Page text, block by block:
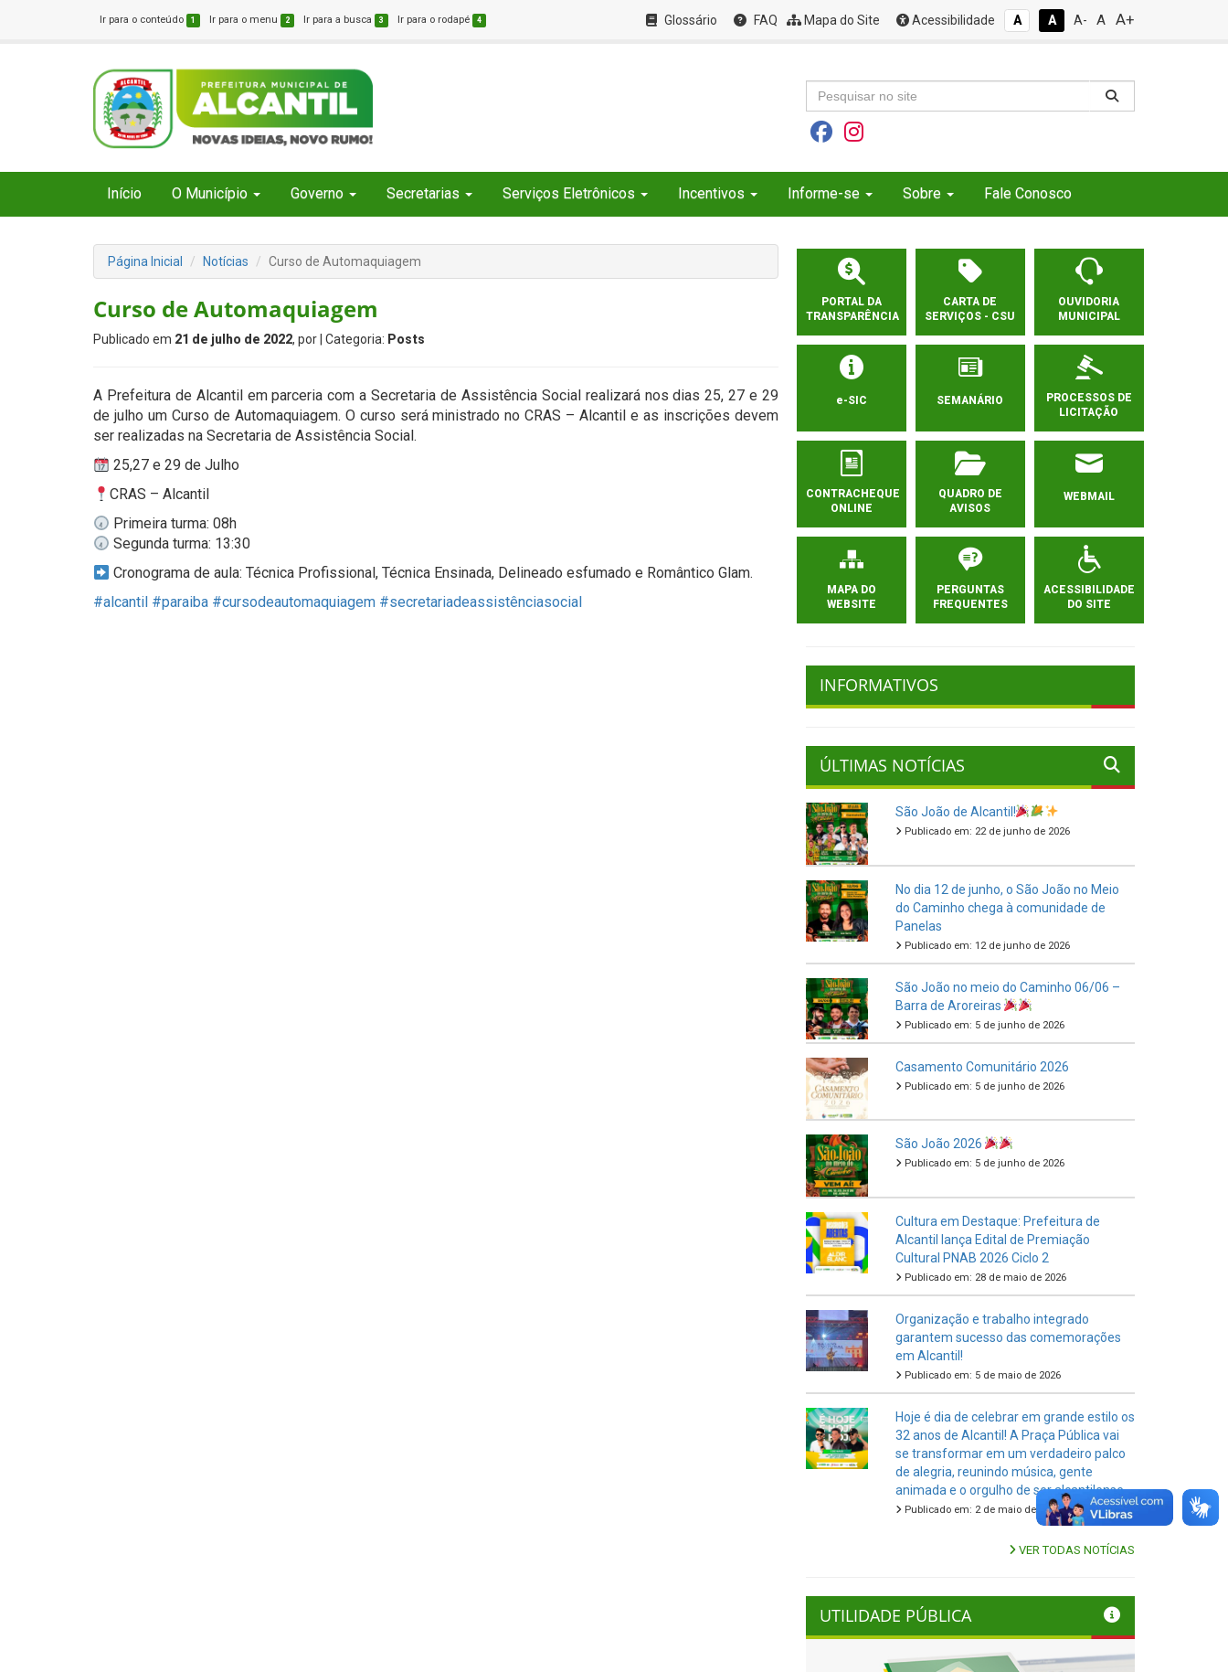
Ir para o conteúdo 1 Ir para o menu 2 Ir para a busca 3 Ir para o rodapé 4 Glossário FAQ Mapa do Site Acessibilidade A A A- A A+
Início O Município Governo Secretarias Serviços Eletrônicos Incentivos Informe-se Sobre Fale Conosco
Página Inicial Notícias Curso de Automaquiagem
Curso de Automaquiagem
Publicado em 21 de julho de 2022, por | Categoria: Posts
A Prefeitura de Alcantil em parceria com a Secretaria de Assistência Social realizará nos dias 25, 27 e 29
de julho um Curso de Automaquiagem. O curso será ministrado no CRAS – Alcantil e as inscrições devem
ser realizadas na Secretaria de Assistência Social.
25,27 e 29 de Julho
CRAS – Alcantil
Primeira turma: 08h
Segunda turma: 13:30
Cronograma de aula: Técnica Profissional, Técnica Ensinada, Delineado esfumado e Romântico Glam.
#alcantil #paraiba #cursodeautomaquiagem #secretariadeassistênciasocial
PORTAL DA
TRANSPARÊNCIA
CARTA DE
SERVIÇOS - CSU
OUVIDORIA
MUNICIPAL
e-SIC SEMANÁRIO
PROCESSOS DE
LICITAÇÃO
CONTRACHEQUE
ONLINE
QUADRO DE
AVISOS
WEBMAIL
MAPA DO
WEBSITE
PERGUNTAS
FREQUENTES
ACESSIBILIDADE
DO SITE
INFORMATIVOS
ÚLTIMAS NOTÍCIAS
São João de Alcantil!
Publicado em: 22 de junho de 2026
No dia 12 de junho, o São João no Meio
do Caminho chega à comunidade de
Panelas
Publicado em: 12 de junho de 2026
São João no meio do Caminho 06/06 –
Barra de Aroreiras
Publicado em: 5 de junho de 2026
Casamento Comunitário 2026
Publicado em: 5 de junho de 2026
São João 2026
Publicado em: 5 de junho de 2026
Cultura em Destaque: Prefeitura de
Alcantil lança Edital de Premiação
Cultural PNAB 2026 Ciclo 2
Publicado em: 28 de maio de 2026
Organização e trabalho integrado
garantem sucesso das comemorações
em Alcantil!
Publicado em: 5 de maio de 2026
Hoje é dia de celebrar em grande estilo os
32 anos de Alcantil! A Praça Pública vai
se transformar em um verdadeiro palco
de alegria, reunindo música, gente
animada e o orgulho de ser alcantilense.
Publicado em: 2 de maio de 2026
VER TODAS NOTÍCIAS
UTILIDADE PÚBLICA